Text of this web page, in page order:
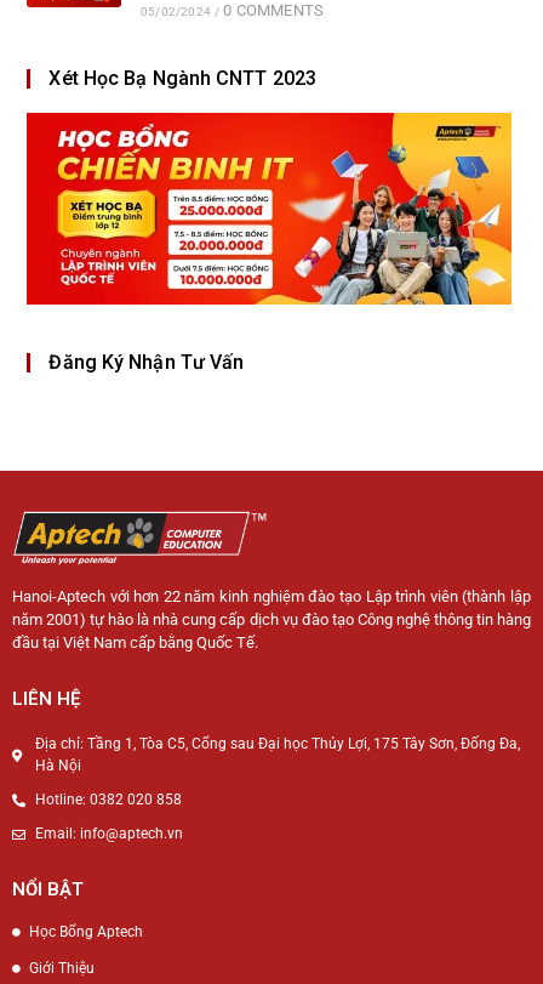
05/02/2024 / 0 COMMENTS
Xét Học Bạ Ngành CNTT 2023
Đăng Ký Nhận Tư Vấn
Hanoi-Aptech với hơn 22 năm kinh nghiệm đào tạo Lập trình viên (thành lập
năm 2001) tự hào là nhà cung cấp dịch vụ đào tạo Công nghệ thông tin hàng
đầu tại Việt Nam cấp bằng Quốc Tế.
LIÊN HỆ
Địa chỉ: Tầng 1, Tòa C5, Cổng sau Đại học Thủy Lợi, 175 Tây Sơn, Đống Đa,
Hà Nội
Hotline: 0382 020 858
Email: info@aptech.vn
NỔI BẬT
Học Bổng Aptech
Giới Thiệu